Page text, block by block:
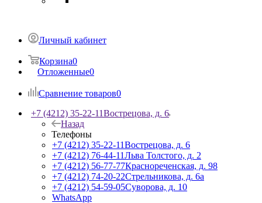
Личный кабинет
Корзина0
Отложенные0
Сравнение товаров0
+7 (4212) 35-22-11Вострецова, д. 6
Назад
Телефоны
+7 (4212) 35-22-11Вострецова, д. 6
+7 (4212) 76-44-11Льва Толстого, д. 2
+7 (4212) 56-77-77Краснореченская, д. 98
+7 (4212) 74-20-22Стрельникова, д. 6а
+7 (4212) 54-59-05Суворова, д. 10
WhatsApp